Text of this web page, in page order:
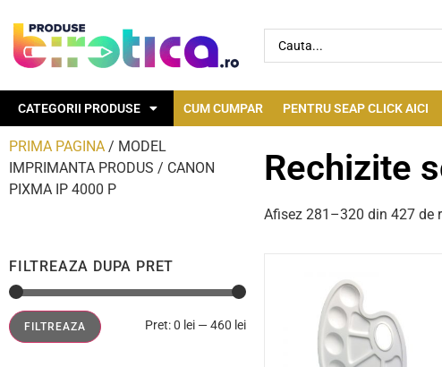
CATEGORII PRODUSE CUM CUMPAR PENTRU SEAP CLICK AICI
PRIMA PAGINA / MODEL
IMPRIMANTA PRODUS / CANON
PIXMA IP 4000 P
FILTREAZA DUPA PRET
FILTREAZA Pret:0 lei —460 lei
Rechizite
Afisez 281–320 din 427 de